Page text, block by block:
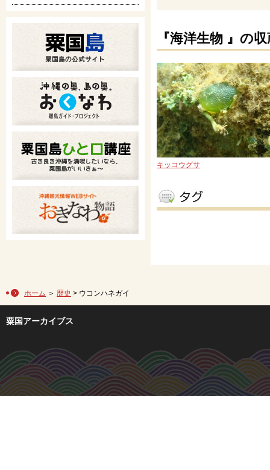
『海洋生物 』の
キッコウグサ
ホーム ＞ 歴史 > ウコンハネガイ
粟国アーカイブス